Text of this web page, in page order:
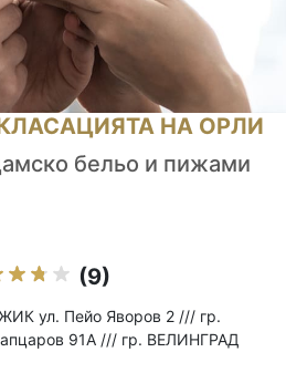
НА ОРЛИ
бельо и пижами
(9)
ул. Пейо Яворов 2 /// гр.
91А /// гр. ВЕЛИНГРАД